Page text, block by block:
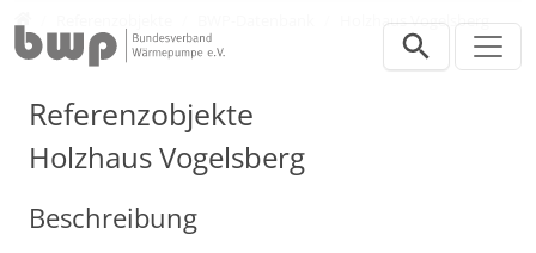
Holzhaus Vogelsberg
Referenzobjekte
Holzhaus Vogelsberg
Beschreibung